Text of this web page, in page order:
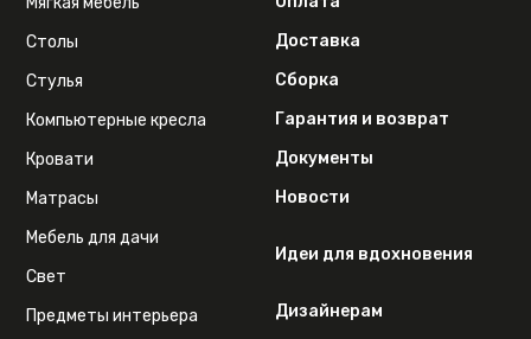
Столы
Стулья
Компьютерные кресла
Кровати
Матрасы
Мебель для дачи
Свет
Предметы интерьера
Доставка
Сборка
Гарантия и возврат
Документы
Новости
Идеи для вдохновения
Дизайнерам